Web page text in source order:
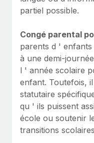
partiel possible.
Congé parental
parents d '
à une demi-
l ' année scolaire
enfant. Toutefois,
statutaire
qu ' ils puissent
école ou soutenir
transitions